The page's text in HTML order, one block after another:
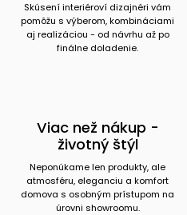
Skúsení interiéroví dizajnéri vám
pomôžu s výberom, kombináciami
aj realizáciou - od návrhu až po
finálne doladenie.
Viac než nákup -
životný štýl
Neponúkame len produkty, ale
atmosféru, eleganciu a komfort
domova s osobným prístupom na
úrovni showroomu.